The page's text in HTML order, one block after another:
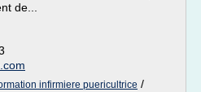
de...
infirmiere puericultrice /